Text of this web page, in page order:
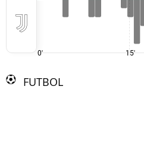
0' 15'
FUTBOL